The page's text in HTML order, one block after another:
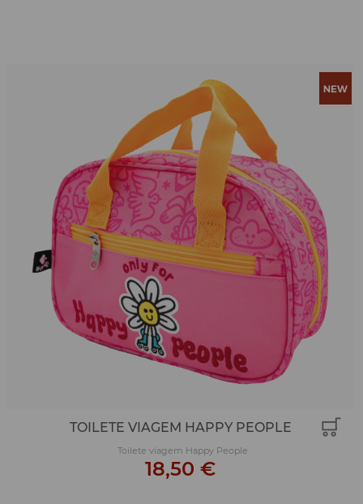
TOILETE VIAGEM HAPPY PEOPLE
Toilete viagem Happy People
18,50 €